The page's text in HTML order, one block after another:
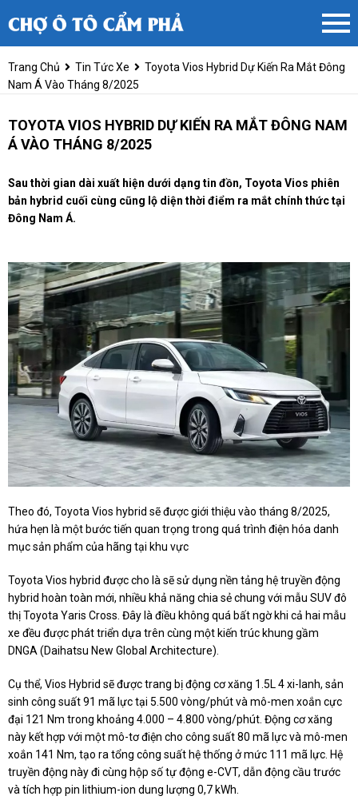
Trang Chủ Tin Tức Xe
Toyota Vios Hybrid Dự Kiến Ra Mắt Đông
Nam Á Vào Tháng 8/2025
TOYOTA VIOS HYBRID DỰ KIẾN RA MẮT ĐÔNG NAM
Á VÀO THÁNG 8/2025
Sau thời gian dài xuất hiện dưới dạng tin đồn, Toyota Vios phiên
bản hybrid cuối cùng cũng lộ diện thời điểm ra mắt chính thức tại
Đông Nam Á.
Theo đó, Toyota Vios hybrid sẽ được giới thiệu vào tháng 8/2025,
hứa hẹn là một bước tiến quan trọng trong quá trình điện hóa danh
mục sản phẩm của hãng tại khu vực
Toyota Vios hybrid được cho là sẽ sử dụng nền tảng hệ truyền động
hybrid hoàn toàn mới, nhiều khả năng chia sẻ chung với mẫu SUV đô
thị Toyota Yaris Cross. Đây là điều không quá bất ngờ khi cả hai mẫu
xe đều được phát triển dựa trên cùng một kiến trúc khung gầm
DNGA (Daihatsu New Global Architecture).
Cụ thể, Vios Hybrid sẽ được trang bị động cơ xăng 1.5L 4 xi-lanh, sản
sinh công suất 91 mã lực tại 5.500 vòng/phút và mô-men xoắn cực
đại 121 Nm trong khoảng 4.000 – 4.800 vòng/phút. Động cơ xăng
này kết hợp với một mô-tơ điện cho công suất 80 mã lực và mô-men
xoắn 141 Nm, tạo ra tổng công suất hệ thống ở mức 111 mã lực. Hệ
truyền động này đi cùng hộp số tự động e-CVT, dẫn động cầu trước
và tích hợp pin lithium-ion dung lượng 0,7 kWh.